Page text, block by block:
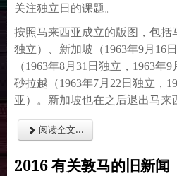
关注独立日的课题。
按照马来西亚成立的版图，包括
独立）、新加坡（1963年9月16
（1963年8月31日独立，1963年
砂拉越（1963年7月22日独立，
亚）。新加坡也在之后退出马来
阅读全文...
2016 有关敦马的旧新闻